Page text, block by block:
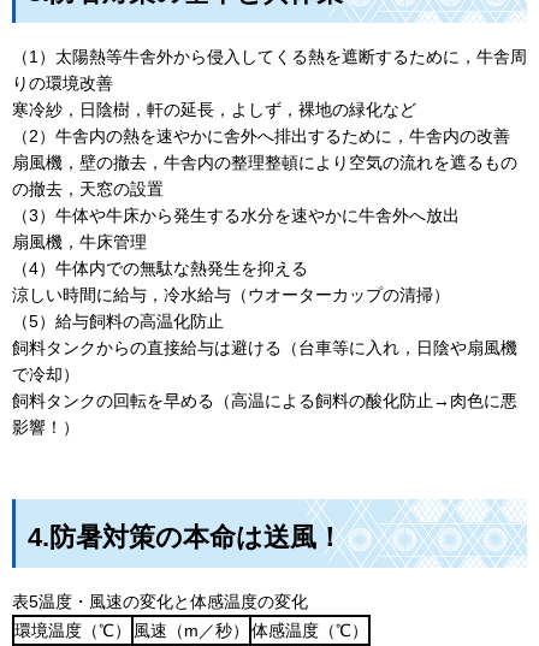
（1）太陽熱等牛舎外から侵入してくる熱を遮断するために，牛舎周
りの環境改善
寒冷紗，日陰樹，軒の延長，よしず，裸地の緑化など
（2）牛舎内の熱を速やかに舎外へ排出するために，牛舎内の改善
扇風機，壁の撤去，牛舎内の整理整頓により空気の流れを遮るもの
の撤去，天窓の設置
（3）牛体や牛床から発生する水分を速やかに牛舎外へ放出
扇風機，牛床管理
（4）牛体内での無駄な熱発生を抑える
涼しい時間に給与，冷水給与（ウオーターカップの清掃）
（5）給与飼料の高温化防止
飼料タンクからの直接給与は避ける（台車等に入れ，日陰や扇風機
で冷却）
飼料タンクの回転を早める（高温による飼料の酸化防止→肉色に悪
影響！）
4.防暑対策の本命は送風！
表5温度・風速の変化と体感温度の変化
環境温度（℃）
風速（m／秒） 体感温度（℃）